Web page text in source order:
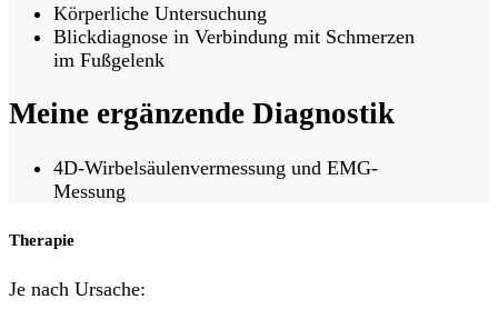
Körperliche Untersuchung
Blickdiagnose in Verbindung mit Schmerzen
im Fußgelenk
Meine ergänzende Diagnostik
4D-Wirbelsäulenvermessung und EMG-
Messung
Therapie
Je nach Ursache: